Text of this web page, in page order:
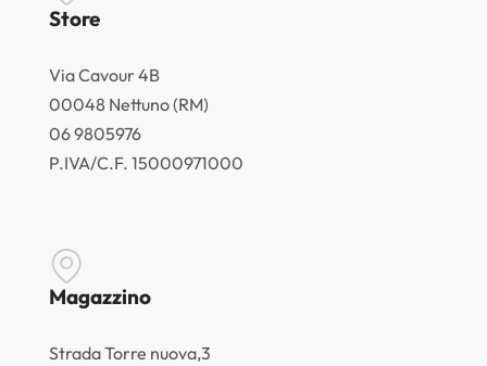
Store
Via Cavour 4B
00048 Nettuno (RM)
06 9805976
P.IVA/C.F. 15000971000
Magazzino
Strada Torre nuova,3